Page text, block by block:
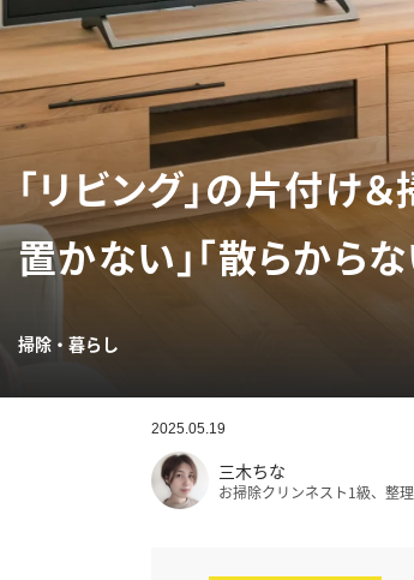
「リビング」の片付け
置かない」「散らから
掃除・暮らし
2025.05.19
三木ちな
お掃除クリンネスト1級、整